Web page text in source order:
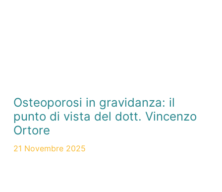
Osteoporosi in gravidanza: il
punto di vista del dott. Vincenzo
Ortore
21 Novembre 2025